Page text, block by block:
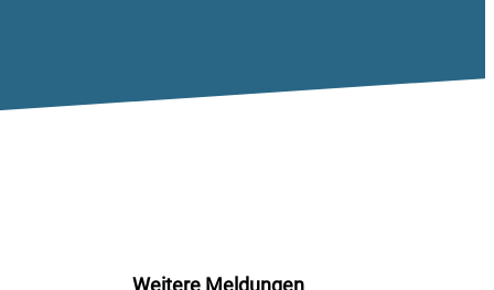
Weitere Meldungen